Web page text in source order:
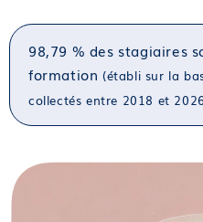
98,79 % des stagiaires
formation (établi sur la
collectés entre 2018 et